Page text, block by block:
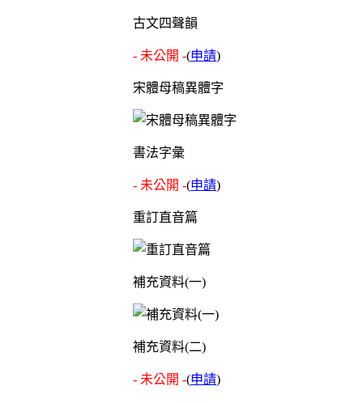
古文四聲韻
- 未公開 -(申請)
宋體母稿異體字
書法字彙
- 未公開 -(申請)
重訂直音篇
補充資料(一)
補充資料(二)
- 未公開 -(申請)